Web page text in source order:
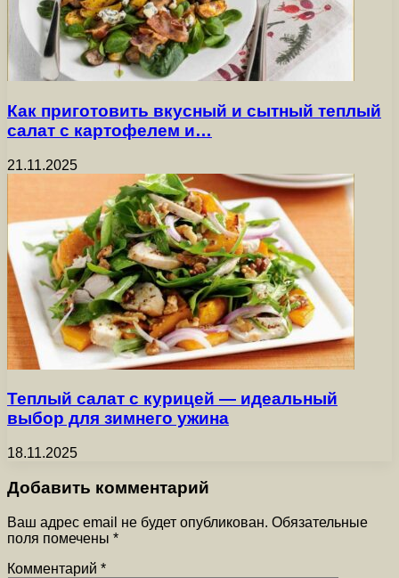
Как приготовить вкусный и сытный теплый
салат с картофелем и…
21.11.2025
Теплый салат с курицей — идеальный
выбор для зимнего ужина
18.11.2025
Добавить комментарий
Ваш адрес email не будет опубликован. Обязательные
поля помечены *
Комментарий *